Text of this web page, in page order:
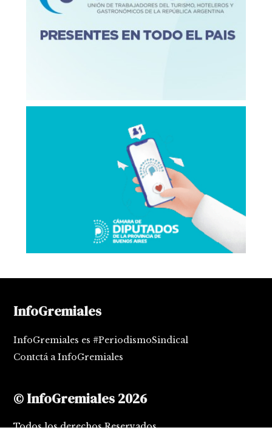
InfoGremiales
InfoGremiales es #PeriodismoSindical
Contctá a InfoGremiales
© InfoGremiales 2026
Todos los derechos Reservados